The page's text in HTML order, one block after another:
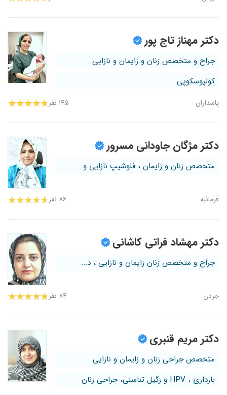
دکتر مهناز تاج پور
جراح و متخصص زنان و زایمان و نازایی
کولپوسکوپی
پاسداران ۱۴۵ نفر
دکتر مژگان جاودانی مسرور
متخصص زنان و زایمان ، فلوشیپ نازایی و...
فرمانیه ۸۶ نفر
دکتر مهشاد فراتی کاشانی
جراح و متخصص زنان زایمان و نازایی ، د...
جردن ۸۴ نفر
دکتر مریم قنبری
متخصص جراحی زنان و زایمان و نازایی
بارداری ، HPV و زگیل تناسلی، جراحی زنان